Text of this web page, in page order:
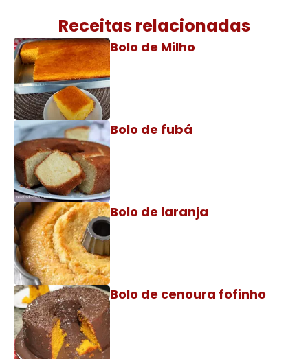
Receitas relacionadas
Bolo de Milho
Bolo de fubá
Bolo de laranja
Bolo de cenoura fofinho